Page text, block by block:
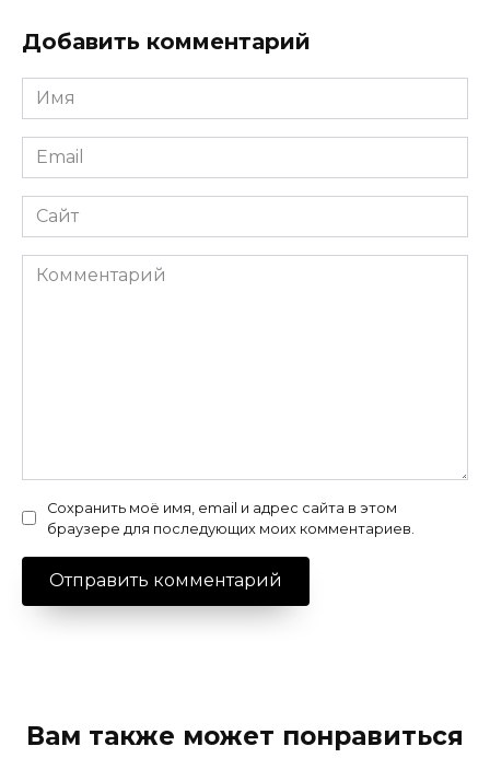
Добавить комментарий
Имя
*
Email
*
Сайт
Комментарий
Сохранить моё имя, email и адрес сайта в этом
браузере для последующих моих комментариев.
Вам также может понравиться